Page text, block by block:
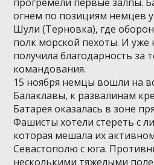
огнем по позициям немцев
Шули (Терновка), где
полк морской пехоты. И
получила благодарность за
командования.
15 ноября немцы вошли на
Балаклавы, к развалинам
Батарея оказалась в зоне
Фашисты хотели стереть с
которая мешала их
Севастополю с юга.
несколькими тяжелыми